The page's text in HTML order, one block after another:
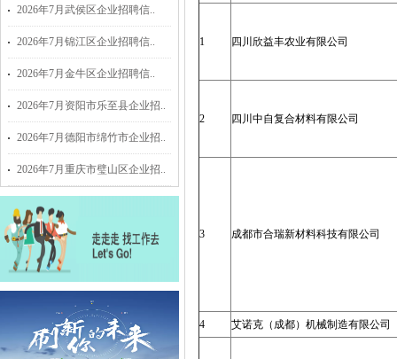
2026年7月武侯区企业招聘信..
2026年7月锦江区企业招聘信..
2026年7月金牛区企业招聘信..
2026年7月资阳市乐至县企业招..
2026年7月德阳市绵竹市企业招..
2026年7月重庆市璧山区企业招..
1 四川欣益丰农业有限公司
2 四川中自复合材料有限公司
3 成都市合瑞新材料科技有限公司
4 艾诺克（成都）机械制造有限公司